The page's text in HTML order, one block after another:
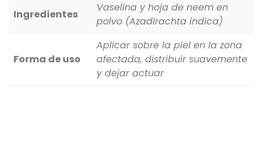
Ingredientes
Vaselina y hoja de neem en
polvo (Azadirachta indica)
Forma de uso
Aplicar sobre la piel en la zona
afectada, distribuir suavemente
y dejar actuar